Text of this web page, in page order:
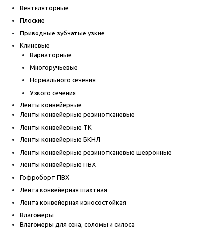
Вентиляторные
Плоские
Приводные зубчатые узкие
Клиновые
Вариаторные
Многоручьевые
Нормального сечения
Узкого сечения
Ленты конвейерные
Ленты конвейерные резинотканевые
Ленты конвейерные ТК
Ленты конвейерные БКНЛ
Ленты конвейерные резинотканевые шевронные
Ленты конвейерные ПВХ
Гофроборт ПВХ
Лента конвейерная шахтная
Лента конвейерная износостойкая
Влагомеры
Влагомеры для сена, соломы и силоса